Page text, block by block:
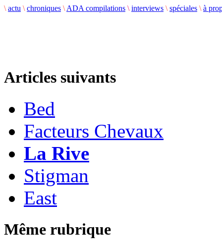
\ actu \ chroniques \ ADA compilations \ interviews \ spéciales \ à
Articles suivants
Bed
Facteurs Chevaux
La Rive
Stigman
East
Même rubrique